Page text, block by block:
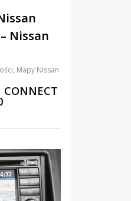
Nissan
, Mapy Nissan
CONNECT